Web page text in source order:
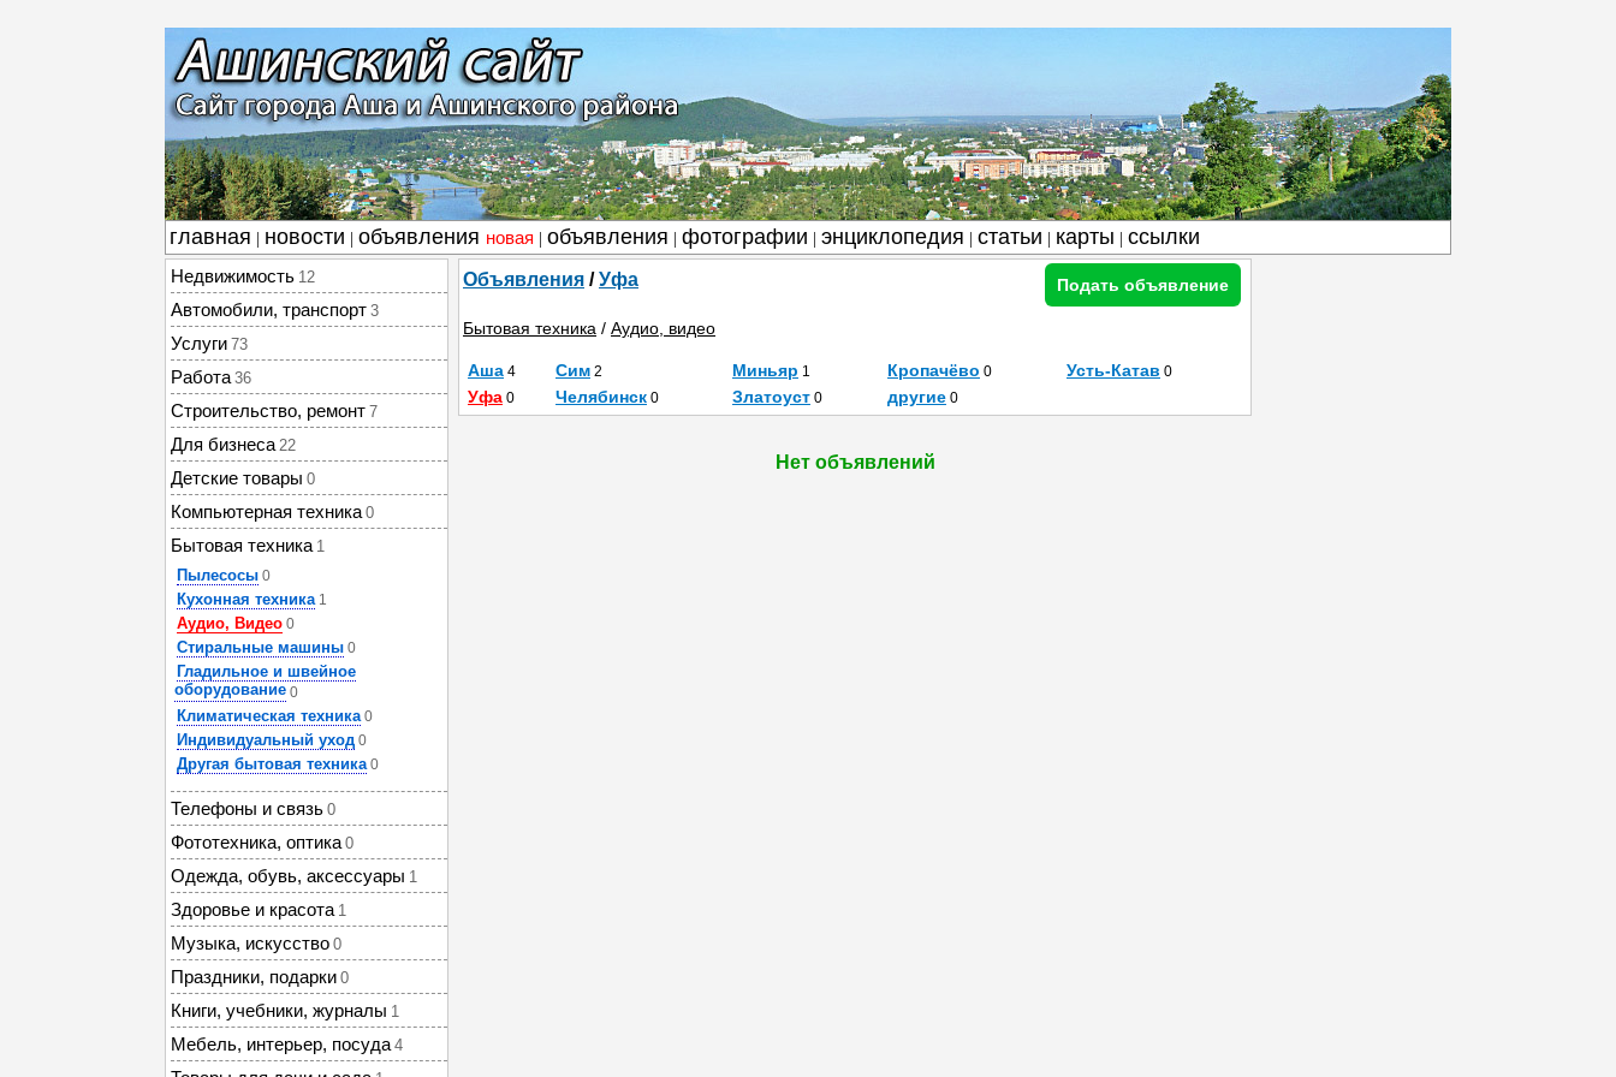
главная новости объявления новая объявления фотографии энциклопедия статьи карты ссылки
Недвижимость 12
Автомобили, транспорт 3
Услуги 73
Работа 36
Строительство, ремонт 7
Для бизнеса 22
Детские товары 0
Компьютерная техника 0
Бытовая техника 1
Пылесосы 0
Кухонная техника 1
Аудио, Видео 0
Стиральные машины 0
Гладильное и швейное
оборудование 0
Климатическая техника 0
Индивидуальный уход 0
Другая бытовая техника 0
Телефоны и связь 0
Фототехника, оптика 0
Одежда, обувь, аксессуары 1
Здоровье и красота 1
Музыка, искусство 0
Праздники, подарки 0
Книги, учебники, журналы 1
Мебель, интерьер, посуда 4
Объявления /Уфа Подать объявление
Бытовая техника / Аудио, видео
Аша 4 Сим 2 Миньяр 1 Кропачёво 0 Усть-Катав 0
Уфа 0 Челябинск 0 Златоуст 0 другие 0
Нет объявлений